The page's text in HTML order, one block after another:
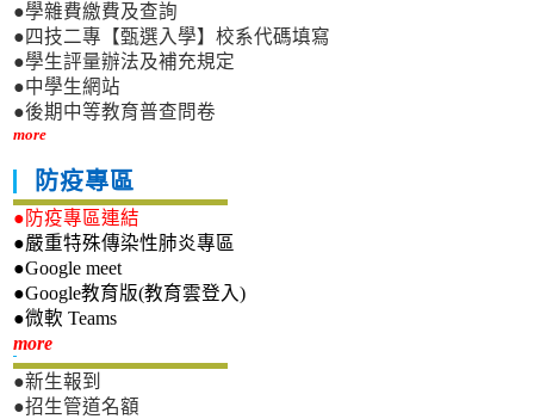
●學雜費繳費及查詢
●四技二專【甄選入學】校系代碼填寫
●學生評量辦法及補充規定
●中學生網站
●後期中等教育普查問卷
more
防疫專區
●防疫專區連結
●嚴重特殊傳染性肺炎專區
●Google meet
●Google教育版(教育雲登入)
●微軟 Teams
more新生專區
●新生報到
●招生管道名額